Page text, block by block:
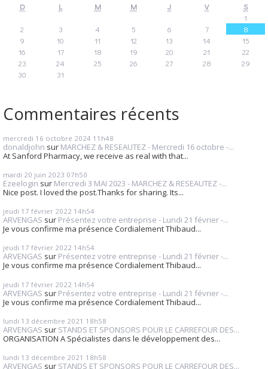
D L M M J V
S
1
2
3 4 5 6 7
8
9
10 11 12 13 14
15
16
17 18 19 20 21
22
23
24 25 26 27 28
29
30
31
Commentaires récents
mercredi 16 octobre 2024 11h48
donaldjohn sur MARCHEZ & RESEAUTEZ - Mercredi 16 octobre -...
At Sanford Pharmacy, we receive as real with that...
mardi 20 juin 2023 07h50
Ezeelogin sur Mercredi 3 MAI 2023 - MARCHEZ & RESEAUTEZ -...
Nice post. I loved the post.Thanks for sharing. Its...
jeudi 17 février 2022 14h54
ARVENGAS sur Présentez votre entreprise - Lundi 21 février -...
Je vous confirme ma présence Cordialement Thibaud...
jeudi 17 février 2022 14h54
ARVENGAS sur Présentez votre entreprise - Lundi 21 février -...
Je vous confirme ma présence Cordialement Thibaud...
jeudi 17 février 2022 14h54
ARVENGAS sur Présentez votre entreprise - Lundi 21 février -...
Je vous confirme ma présence Cordialement Thibaud...
lundi 13 décembre 2021 18h58
ARVENGAS sur STANDS ET SPONSORS POUR LE CARREFOUR DES...
ORGANISATION A Spécialistes dans le développement des...
lundi 13 décembre 2021 18h58
ARVENGAS sur STANDS ET SPONSORS POUR LE CARREFOUR DES...